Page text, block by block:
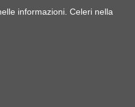
informazioni. Celeri nella